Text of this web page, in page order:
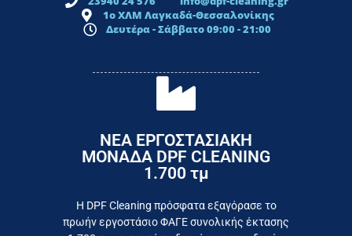
1ο ΧΛΜ Λαγκαδά-Θεσσαλονίκης
Δευτέρα - Σάββατο 09:00 - 21:00
ΝΕΑ ΕΡΓΟΣΤΑΣΙΑΚΗ
ΜΟΝΑΔΑ DPF CLEANING
1.700 τμ
Η DPF Cleaning πρόσφατα εξαγόρασε το
πρωήν εργοστάσιο ΦΑΓΕ συνολικής έκτασης
καταναλωτή